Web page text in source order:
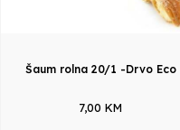
Šaum rolna 20/1 -Drvo Eco
7,00 KM